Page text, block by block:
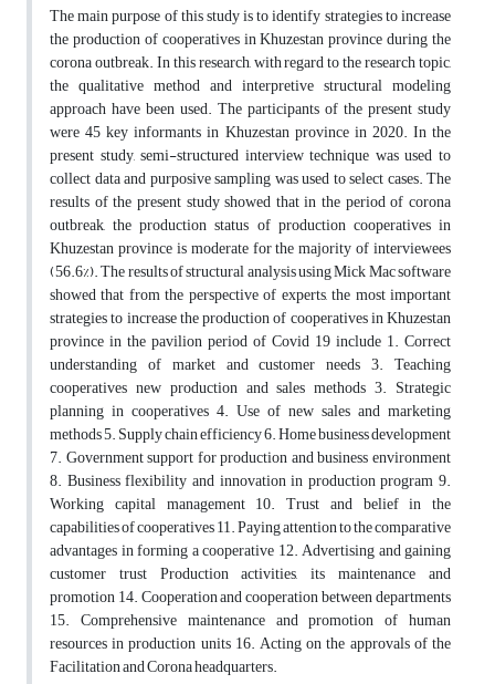
The main purpose of this study is to identify strategies to increase
the production of cooperatives in Khuzestan province during the
corona outbreak. In this research, with regard to the research topic,
the qualitative method and interpretive structural modeling
approach have been used. The participants of the present study
were 45 key informants in Khuzestan province in 2020. In the
present study, semi-structured interview technique was used to
collect data and purposive sampling was used to select cases. The
results of the present study showed that in the period of corona
outbreak, the production status of production cooperatives in
Khuzestan province is moderate for the majority of interviewees
(56.6%). The results of structural analysis using Mick Mac software
showed that from the perspective of experts, the most important
strategies to increase the production of cooperatives in Khuzestan
province in the pavilion period of Covid 19 include 1. Correct
understanding of market and customer needs 3. Teaching
cooperatives new production and sales methods 3. Strategic
planning in cooperatives 4. Use of new sales and marketing
methods 5. Supply chain efficiency 6. Home business development
7. Government support for production and business environment
8. Business flexibility and innovation in production program 9.
Working capital management 10. Trust and belief in the
capabilities of cooperatives 11. Paying attention to the comparative
advantages in forming a cooperative 12. Advertising and gaining
customer trust Production activities, its maintenance and
promotion 14. Cooperation and cooperation between departments
15. Comprehensive maintenance and promotion of human
resources in production units 16. Acting on the approvals of the
Facilitation and Corona headquarters.